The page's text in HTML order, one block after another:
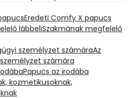
Eredeti Comfy X papucs
Szakmának megfelelő
Az
számára
Papucs az irodába